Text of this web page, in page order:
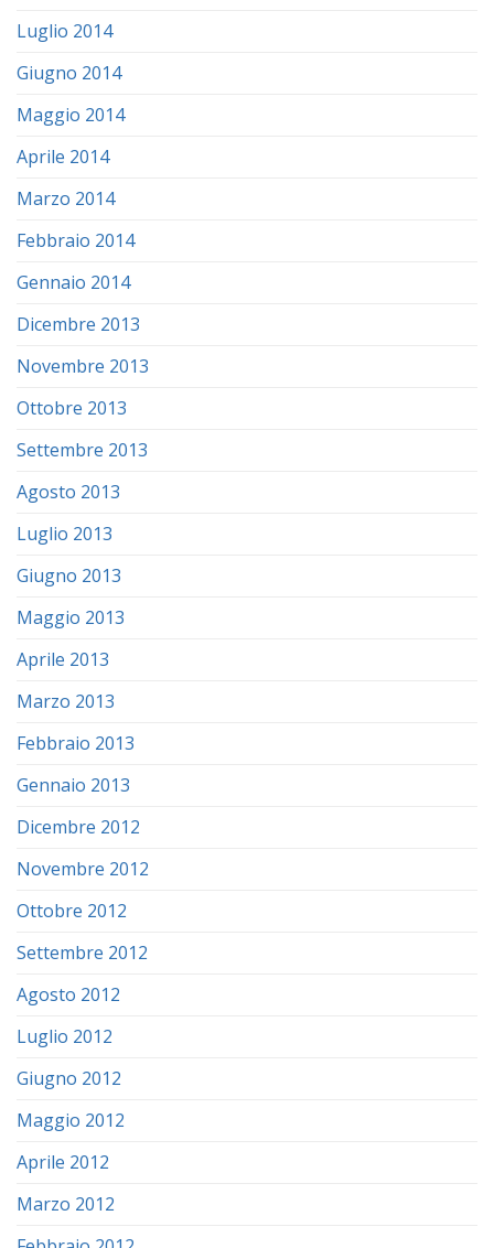
Luglio 2014
Giugno 2014
Maggio 2014
Aprile 2014
Marzo 2014
Febbraio 2014
Gennaio 2014
Dicembre 2013
Novembre 2013
Ottobre 2013
Settembre 2013
Agosto 2013
Luglio 2013
Giugno 2013
Maggio 2013
Aprile 2013
Marzo 2013
Febbraio 2013
Gennaio 2013
Dicembre 2012
Novembre 2012
Ottobre 2012
Settembre 2012
Agosto 2012
Luglio 2012
Giugno 2012
Maggio 2012
Aprile 2012
Marzo 2012